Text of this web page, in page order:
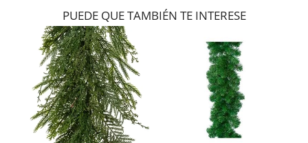
PUEDE QUE TAMBIÉN TE INTERESE